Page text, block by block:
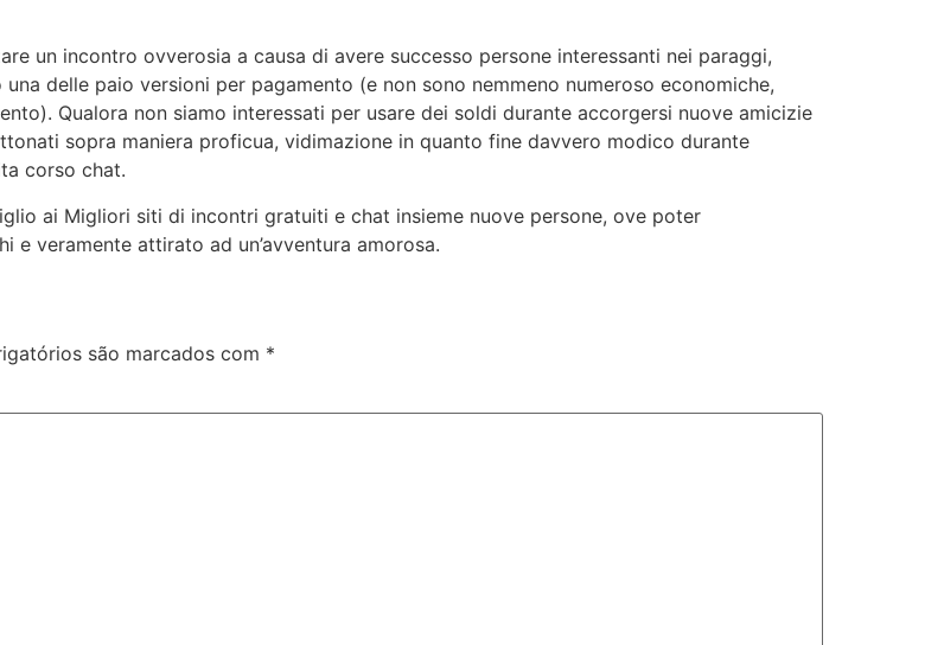
un incontro ovverosia a causa di avere successo persone interessanti nei paraggi,
delle paio versioni per pagamento (e non sono nemmeno numeroso economiche,
Qualora non siamo interessati per usare dei soldi durante accorgersi nuove amicizie
sopra maniera proficua, vidimazione in quanto fine davvero modico durante
corso chat.
ai Migliori siti di incontri gratuiti e chat insieme nuove persone, ove poter
veramente attirato ad un’avventura amorosa.
são marcados com *